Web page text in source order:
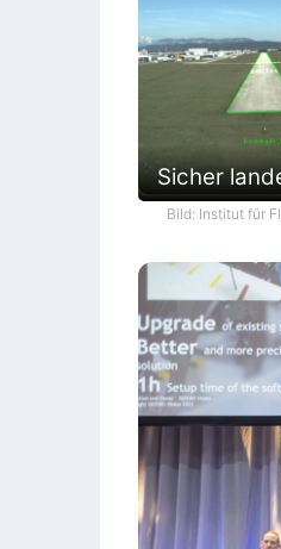
Sicher
Bild: Institut für